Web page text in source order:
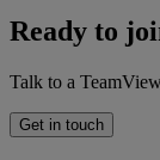
Ready to
Talk to a
Get in touch